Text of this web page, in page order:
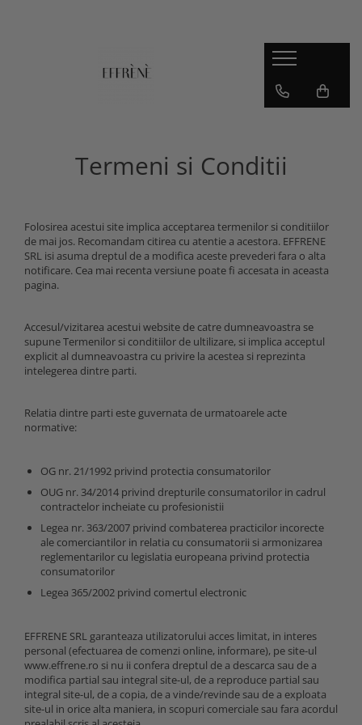
Jesmonite AC730
Sigilanti
Termeni si Conditii
Folosirea acestui site implica acceptarea termenilor si conditiilor
de mai jos. Recomandam citirea cu atentie a acestora. EFFRENE
SRL isi asuma dreptul de a modifica aceste prevederi fara o alta
notificare. Cea mai recenta versiune poate fi accesata in aceasta
pagina.
Accesul/vizitarea acestui website de catre dumneavoastra se
supune Termenilor si conditiilor de ultilizare, si implica acceptul
explicit al dumneavoastra cu privire la acestea si reprezinta
intelegerea dintre parti.
Relatia dintre parti este guvernata de urmatoarele acte
normative:
OG nr. 21/1992 privind protectia consumatorilor
OUG nr. 34/2014 privind drepturile consumatorilor in cadrul
contractelor incheiate cu profesionistii
Legea nr. 363/2007 privind combaterea practicilor incorecte
ale comerciantilor in relatia cu consumatorii si armonizarea
reglementarilor cu legislatia europeana privind protectia
consumatorilor
Legea 365/2002 privind comertul electronic
EFFRENE SRL garanteaza utilizatorului acces limitat, in interes
personal (efectuarea de comenzi online, informare), pe site-ul
www.effrene.ro si nu ii confera dreptul de a descarca sau de a
modifica partial sau integral site-ul, de a reproduce partial sau
integral site-ul, de a copia, de a vinde/revinde sau de a exploata
site-ul in orice alta maniera, in scopuri comerciale sau fara acordul